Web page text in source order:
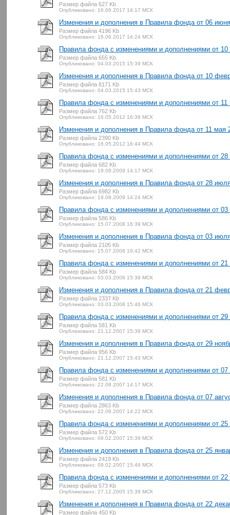
Размер файла 627 Kb
Опубликовано: 16.06.2017 14:17 МСК
Изменения и дополнения в Правила фонда от 06
Размер файла 4196 Kb
Опубликовано: 16.06.2017 14:24 МСК
Правила фонда с изменениями и дополнениями от
Размер файла 655 Kb
Опубликовано: 04.03.2015 15:39 МСК
Изменения и дополнения в Правила фонда от 10
Размер файла 8171 Kb
Опубликовано: 04.03.2015 15:43 МСК
Правила фонда с изменениями и дополнениями от
Размер файла 762 Kb
Опубликовано: 16.05.2012 16:39 МСК
Изменения и дополнения в Правила фонда от 11 мая
Размер файла 2390 Kb
Опубликовано: 16.05.2012 16:44 МСК
Правила фонда с изменениями и дополнениями от
Размер файла 682 Kb
Опубликовано: 19.08.2009 14:17 МСК
Изменения и дополнения в Правила фонда от 28
Размер файла 6982 Kb
Опубликовано: 19.08.2009 14:24 МСК
Правила фонда с изменениями и дополнениями от
Размер файла 586 Kb
Опубликовано: 15.07.2008 16:39 МСК
Изменения и дополнения в Правила фонда от 03
Размер файла 2105 Kb
Опубликовано: 15.07.2008 16:42 МСК
Правила фонда с изменениями и дополнениями от
Размер файла 584 Kb
Опубликовано: 03.03.2008 15:39 МСК
Изменения и дополнения в Правила фонда от 21
Размер файла 2337 Kb
Опубликовано: 03.03.2008 15:46 МСК
Правила фонда с изменениями и дополнениями от
Размер файла 581 Kb
Опубликовано: 21.12.2007 15:39 МСК
Изменения и дополнения в Правила фонда от 29
Размер файла 956 Kb
Опубликовано: 21.12.2007 15:43 МСК
Правила фонда с изменениями и дополнениями от 07
Размер файла 581 Kb
Опубликовано: 22.08.2007 14:17 МСК
Изменения и дополнения в Правила фонда от 07
Размер файла 2863 Kb
Опубликовано: 22.08.2007 14:22 МСК
Правила фонда с изменениями и дополнениями от
Размер файла 572 Kb
Опубликовано: 09.02.2007 15:39 МСК
Изменения и дополнения в Правила фонда от 25
Размер файла 2419 Kb
Опубликовано: 09.02.2007 15:46 МСК
Правила фонда с изменениями и дополнениями от
Размер файла 573 Kb
Опубликовано: 27.12.2005 15:39 МСК
Изменения и дополнения в Правила фонда от 22
Размер файла 450 Kb